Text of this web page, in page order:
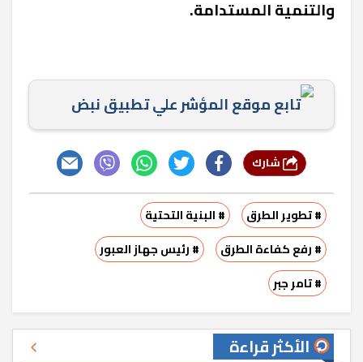
والتنمية المستدامة.
تابع موقع المؤشر علي تطبيق نبض
# تطوير الطرق
# البنية التحتية
# رفع كفاءة الطرق
# رئيس جهاز العبور
# تامر جبر
الأكثر قراءة